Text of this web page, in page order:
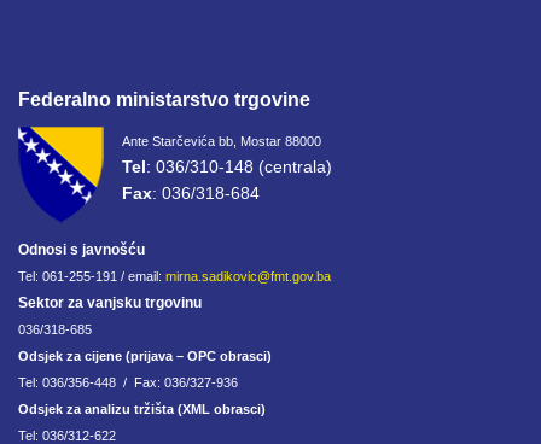
Federalno ministarstvo trgovine
Ante Starčevića bb, Mostar 88000
Tel: 036/310-148 (centrala)
Fax: 036/318-684
Odnosi s javnošću
Tel: 061-255-191 / email: mirna.sadikovic@fmt.gov.ba
Sektor za vanjsku trgovinu
036/318-685
Odsjek za cijene (prijava – OPC obrasci)
Tel: 036/356-448 / Fax: 036/327-936
Odsjek za analizu tržišta (XML obrasci)
Tel: 036/312-622